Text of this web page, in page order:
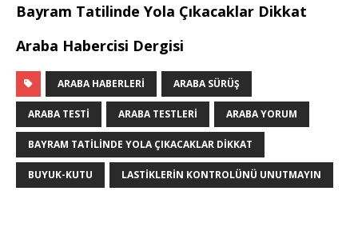
Bayram Tatilinde Yola Çıkacaklar Dikkat
Araba Habercisi Dergisi
ARABA HABERLERI ARABA SÜRÜŞ
ARABA TESTI ARABA TESTLERI ARABA YORUM
BAYRAM TATILINDE YOLA ÇIKACAKLAR DIKKAT
BUYUK-KUTU LASTIKLERIN KONTROLÜNÜ UNUTMAYIN